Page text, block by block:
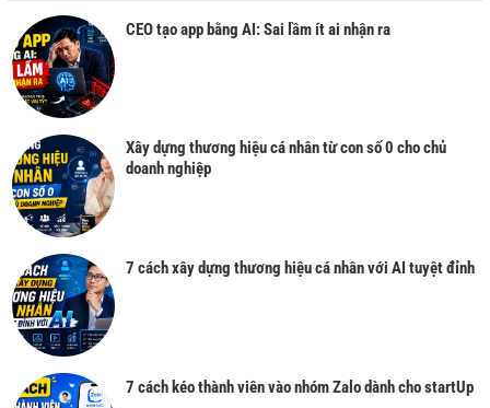
CEO tạo app bằng AI: Sai lầm ít ai nhận ra
Xây dựng thương hiệu cá nhân từ con số 0 cho chủ
doanh nghiệp
7 cách xây dựng thương hiệu cá nhân với AI tuyệt đỉnh
7 cách kéo thành viên vào nhóm Zalo dành cho startUp